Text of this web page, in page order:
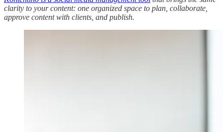
clarity to your content: one organized space to plan, collaborate,
approve content with clients, and publish.